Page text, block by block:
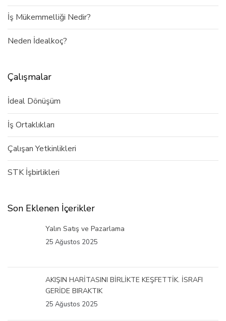
İş Mükemmelliği Nedir?
Neden İdealkoç?
Çalışmalar
İdeal Dönüşüm
İş Ortaklıkları
Çalışan Yetkinlikleri
STK İşbirlikleri
Son Eklenen İçerikler
Yalın Satış ve Pazarlama
25 Ağustos 2025
AKIŞIN HARİTASINI BİRLİKTE KEŞFETTİK. İSRAFI
GERİDE BIRAKTIK
25 Ağustos 2025